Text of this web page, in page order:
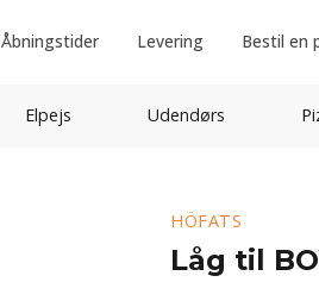
Åbningstider Levering Bestil en
Elpejs Udendørs
HÖFATS
Låg til